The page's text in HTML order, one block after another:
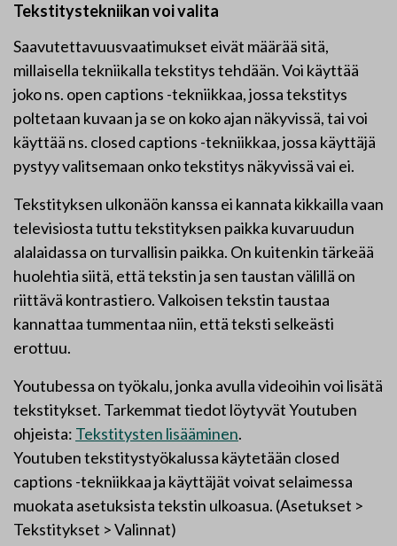
Tekstitystekniikan voi valita
Saavutettavuusvaatimukset eivät määrää sitä,
millaisella tekniikalla tekstitys tehdään. Voi käyttää
joko ns. open captions -tekniikkaa, jossa tekstitys
poltetaan kuvaan ja se on koko ajan näkyvissä, tai voi
käyttää ns. closed captions -tekniikkaa, jossa käyttäjä
pystyy valitsemaan onko tekstitys näkyvissä vai ei.
Tekstityksen ulkonäön kanssa ei kannata kikkailla vaan
televisiosta tuttu tekstityksen paikka kuvaruudun
alalaidassa on turvallisin paikka. On kuitenkin tärkeää
huolehtia siitä, että tekstin ja sen taustan välillä on
riittävä kontrastiero. Valkoisen tekstin taustaa
kannattaa tummentaa niin, että teksti selkeästi
erottuu.
Youtubessa on työkalu, jonka avulla videoihin voi lisätä
tekstitykset. Tarkemmat tiedot löytyvät Youtuben
ohjeista: Tekstitysten lisääminen.
Youtuben tekstitystyökalussa käytetään closed
captions -tekniikkaa ja käyttäjät voivat selaimessa
muokata asetuksista tekstin ulkoasua. (Asetukset >
Tekstitykset > Valinnat)